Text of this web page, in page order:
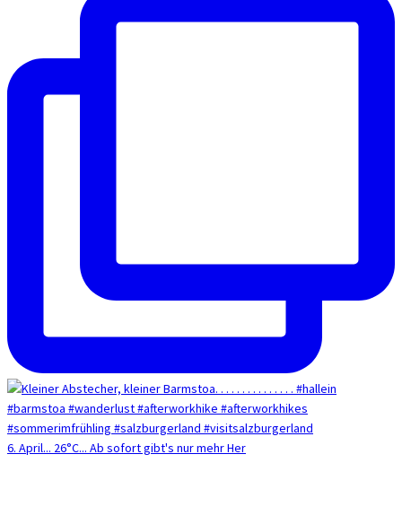
6. April... 26°C... Ab sofort gibt's nur mehr Her